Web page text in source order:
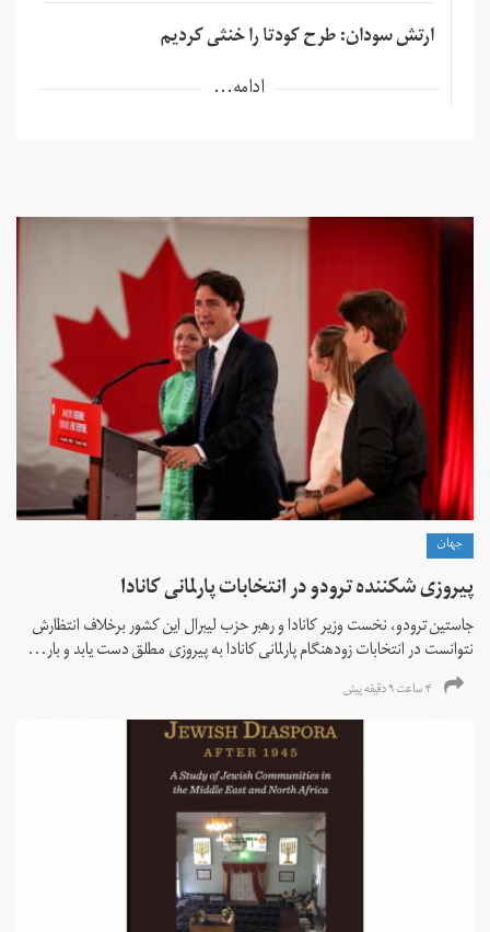
ارتش سودان: طرح کودتا را خنثی کردیم
ادامه...
جهان
پیروزی شکننده ترودو در انتخابات پارلمانی کانادا
جاستین ترودو، نخست وزیر کانادا و رهبر حزب لیبرال این کشور برخلاف انتظارش
نتوانست در انتخابات زود‌هنگام پارلمانی کانادا به پیروزی مطلق دست یابد و بار...
۴ ساعت ۹ دقیقه پیش